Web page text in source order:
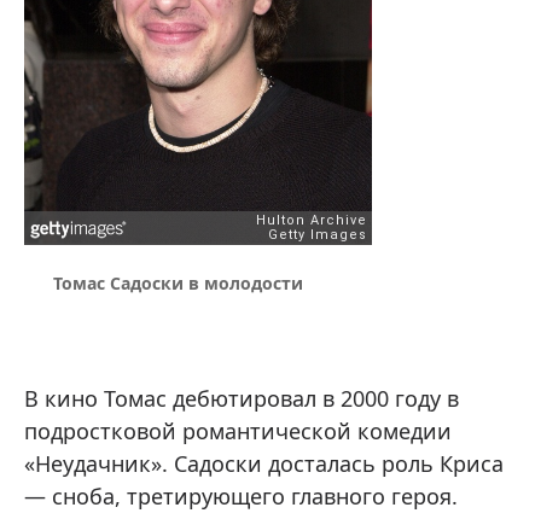
Томас Садоски в молодости
В кино Томас дебютировал в 2000 году в
подростковой романтической комедии
«Неудачник». Садоски досталась роль Криса
— сноба, третирующего главного героя.